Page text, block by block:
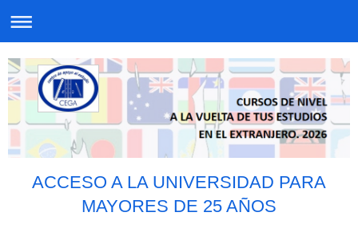
ACCESO A LA UNIVERSIDAD PARA
MAYORES DE 25 AÑOS